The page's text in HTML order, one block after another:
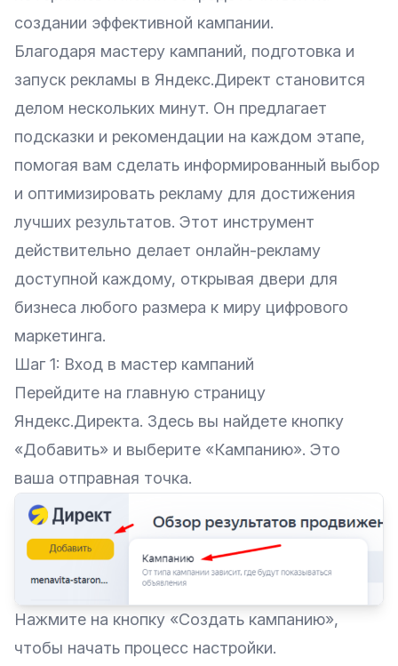
создании эффективной кампании.
Благодаря мастеру кампаний, подготовка и
запуск рекламы в Яндекс.Директ становится
делом нескольких минут. Он предлагает
подсказки и рекомендации на каждом этапе,
помогая вам сделать информированный выбор
и оптимизировать рекламу для достижения
лучших результатов. Этот инструмент
действительно делает онлайн-рекламу
доступной каждому, открывая двери для
бизнеса любого размера к миру цифрового
маркетинга.
Шаг 1: Вход в мастер кампаний
Перейдите на главную страницу
Яндекс.Директа. Здесь вы найдете кнопку
«Добавить‎» и выберите «‎Кампанию». Это
ваша отправная точка.
Нажмите на кнопку «Создать кампанию‎»,
чтобы начать процесс настройки.